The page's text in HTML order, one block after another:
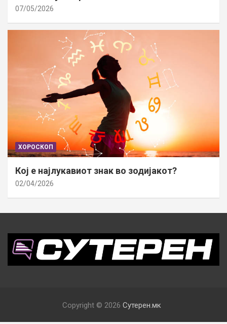
07/05/2026
ХОРОСКОП
Кој е најлукавиот знак во зодијакот?
02/04/2026
Copyright © 2026 Сутерен.мк